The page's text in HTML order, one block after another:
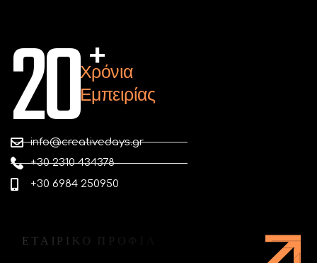
20+
Χρόνια
Εμπειρίας
info@creativedays.gr
+30 2310 434378
+30 6984 250950
ΤΑΙΡ ΙΚ Ο Π Ρ ΟΦΙ